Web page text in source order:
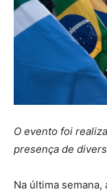
O evento foi
presença de
Na última